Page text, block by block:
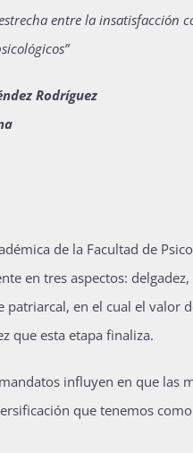
entre la
Rodríguez
de la Facultad de
en tres aspectos:
en el cual el valor
que esta etapa finaliza.
influyen en que las
que tenemos